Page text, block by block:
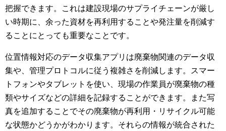
把握できます。これは建設現場のサプライチェーンが厳し
い時期に、余った資材を再利用することや発注量を削減す
ることにとっても重要なことです。
位置情報対応のデータ収集アプリは廃棄物関連のデータ収
集や、管理プロトコルに従う複雑さを削減します。スマー
トフォンやタブレットを使い、現場の作業員が廃棄物の種
類やサイズなどの詳細を記録することができます。また写
真を追加することでその廃棄物が再利用・リサイクル可能
な状態かどうかがわかります。それらの情報が統合された